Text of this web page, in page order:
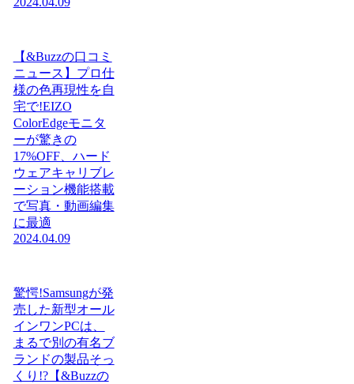
【&Buzzの口コミ
ニュース】プロ仕
様の色再現性を自
宅で!EIZO
ColorEdgeモニタ
ーが驚きの
17%OFF、ハード
ウェアキャリブレ
ーション機能搭載
で写真・動画編集
に最適
2024.04.09
驚愕!Samsungが発
売した新型オール
インワンPCは、
まるで別の有名ブ
ランドの製品そっ
くり!?【&Buzzの